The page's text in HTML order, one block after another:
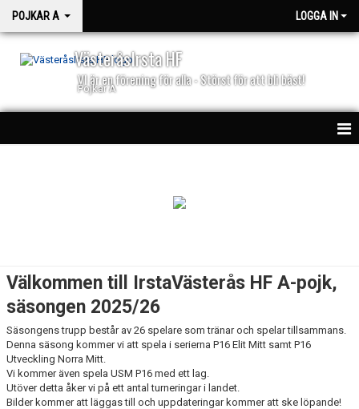
POJKAR A LOGGA IN
VästeråsIrsta HF
VI är en förening för alla - Störst för att bli bäst!
Pojkar A
TRUPPEN
BILDGALLERI
DOKUMENT
KONTAKT
Välkommen till IrstaVästerås HF A-pojk,
säsongen 2025/26
Säsongens trupp består av 26 spelare som tränar och spelar tillsammans.
Denna säsong kommer vi att spela i serierna P16 Elit Mitt samt P16
Utveckling Norra Mitt.
Vi kommer även spela USM P16 med ett lag.
Utöver detta åker vi på ett antal turneringar i landet.
Bilder kommer att läggas till och uppdateringar kommer att ske löpande!